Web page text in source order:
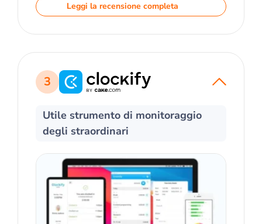
Leggi la recensione completa
3
Utile strumento di monitoraggio
degli straordinari